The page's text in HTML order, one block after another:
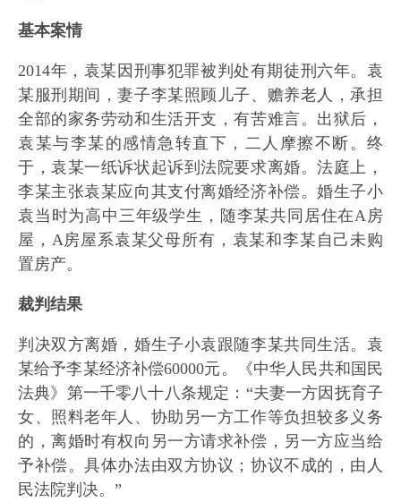
基本案情
2014年，袁某因刑事犯罪被判处有期徒刑六年。袁
某服刑期间，妻子李某照顾儿子、赡养老人，承担
全部的家务劳动和生活开支，有苦难言。出狱后，
袁某与李某的感情急转直下，二人摩擦不断。终
于，袁某一纸诉状起诉到法院要求离婚。法庭上，
李某主张袁某应向其支付离婚经济补偿。婚生子小
袁当时为高中三年级学生，随李某共同居住在A房
屋，A房屋系袁某父母所有，袁某和李某自己未购
置房产。
裁判结果
判决双方离婚，婚生子小袁跟随李某共同生活。袁
某给予李某经济补偿60000元。《中华人民共和国民
法典》第一千零八十八条规定：“夫妻一方因抚育子
女、照料老年人、协助另一方工作等负担较多义务
的，离婚时有权向另一方请求补偿，另一方应当给
予补偿。具体办法由双方协议；协议不成的，由人
民法院判决。”